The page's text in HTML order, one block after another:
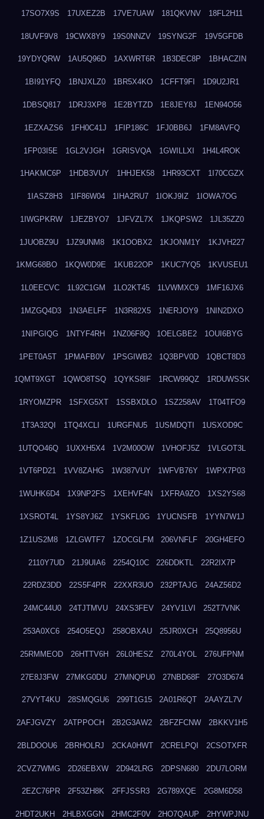
17SO7X9S 17UXEZ2B 17VE7UAW 181QKVNV 18FL2H11
18UVF9V8 19CWX8Y9 19S0NNZV 19SYNG2F 19V5GFDB
19YDYQRW 1AU5Q96D 1AXWRT6R 1B3DEC8P 1BHACZIN
1BI91YFQ 1BNJXLZ0 1BR5X4KO 1CFFT9FI 1D9U2JR1
1DBSQ817 1DRJ3XP8 1E2BYTZD 1E8JEY8J 1EN94O56
1EZXAZS6 1FH0C41J 1FIP186C 1FJ0BB6J 1FM8AVFQ
1FP03I5E 1GL2VJGH 1GRISVQA 1GWILLXI 1H4L4ROK
1HAKMC6P 1HDB3VUY 1HHJEK58 1HR93CXT 1I70CGZX
1IASZ8H3 1IF86W04 1IHA2RU7 1IOKJ9IZ 1IOWA7OG
1IWGPKRW 1JEZBYO7 1JFVZL7X 1JKQPSW2 1JL35ZZ0
1JUOBZ9U 1JZ9UNM8 1K1OOBX2 1KJONM1Y 1KJVH227
1KMG68BO 1KQW0D9E 1KUB22OP 1KUC7YQ5 1KVUSEU1
1L0EECVC 1L92C1GM 1LO2KT45 1LVWMXC9 1MF16JX6
1MZGQ4D3 1N3AELFF 1N3R82X5 1NERJOY9 1NIN2DXO
1NIPGIQG 1NTYF4RH 1NZ06F8Q 1OELGBE2 1OUI6BYG
1PET0A5T 1PMAFB0V 1PSGIWB2 1Q3BPV0D 1QBCT8D3
1QMT9XGT 1QWO8TSQ 1QYKS8IF 1RCW99QZ 1RDUWSSK
1RYOMZPR 1SFXG5XT 1SSBXDLO 1SZ258AV 1T04TFO9
1T3A32QI 1TQ4XCLI 1URGFNU5 1USMDQTI 1USXOD9C
1UTQO46Q 1UXXH5X4 1V2M00OW 1VHOFJ5Z 1VLGOT3L
1VT6PD21 1VV8ZAHG 1W387VUY 1WFVB76Y 1WPX7P03
1WUHK6D4 1X9NP2FS 1XEHVF4N 1XFRA9ZO 1XS2YS68
1XSROT4L 1YS8YJ6Z 1YSKFL0G 1YUCNSFB 1YYN7W1J
1Z1US2M8 1ZLGWTF7 1ZOCGLFM 206VNFLF 20GH4EFO
2110Y7UD 21J9UIA6 2254Q10C 226DDKTL 22R2IX7P
22RDZ3DD 22S5F4PR 22XXR3UO 232PTAJG 24AZ56D2
24MC44U0 24TJTMVU 24XS3FEV 24YV1LVI 252T7VNK
253A0XC6 254O5EQJ 258OBXAU 25JR0XCH 25Q8956U
25RMMEOD 26HTTV6H 26L0HESZ 270L4YOL 276UFPNM
27E8J3FW 27MKG0DU 27MNQPU0 27NBD68F 27O3D674
27VYT4KU 28SMQGU6 299T1G15 2A01R6QT 2AAYZL7V
2AFJGVZY 2ATPPOCH 2B2G3AW2 2BFZFCNW 2BKKV1H5
2BLDOOU6 2BRHOLRJ 2CKA0HWT 2CRELPQI 2CSOTXFR
2CVZ7WMG 2D26EBXW 2D942LRG 2DPSN680 2DU7LORM
2EZC76PR 2F53ZH8K 2FFJSSR3 2G789XQE 2G8M6D58
2HDT2UKH 2HLBXGGN 2HMC2F0V 2HO7QAUP 2HYWPJNU